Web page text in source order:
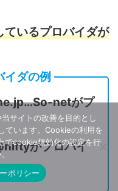
ているプロバイダが
イダの例
netがプ
がプロバイ
サイトの改善を目的とし
ています。Cookieの利用を
でcookie無効化の設定を行
ポリシー